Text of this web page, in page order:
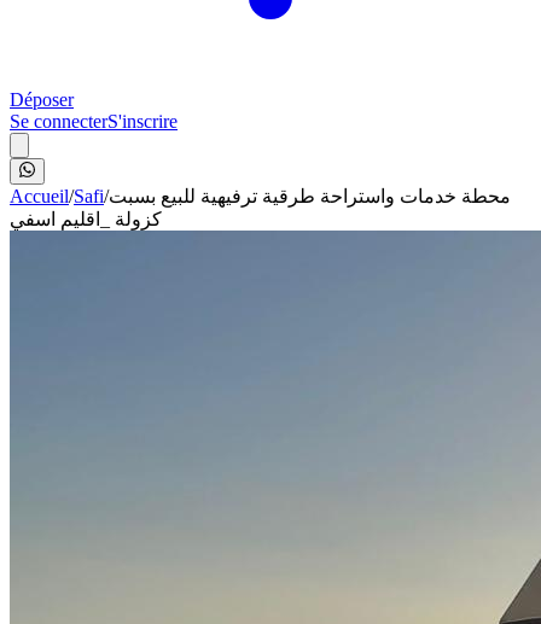
Déposer
Se connecterS'inscrire
Accueil/Safi/محطة خدمات واستراحة طرقية ترفيهية للبيع بسبت
كزولة _اقليم اسفي